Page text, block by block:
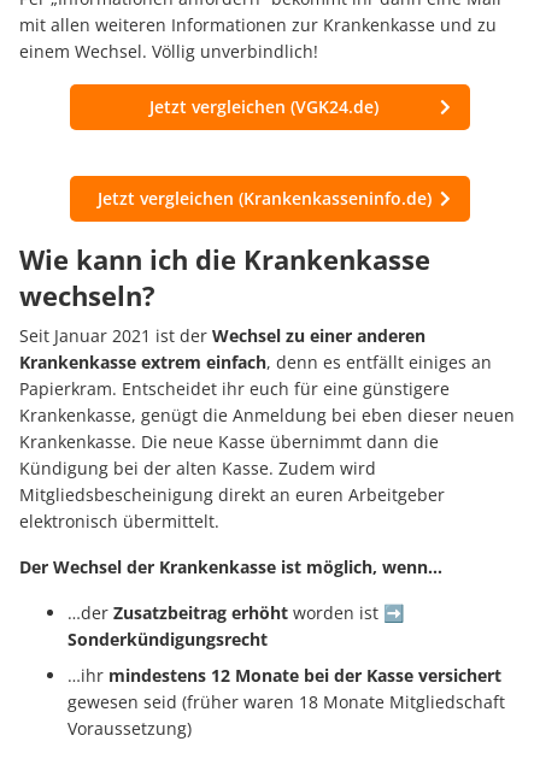
mit allen weiteren Informationen zur Krankenkasse und zu
einem Wechsel. Völlig unverbindlich!
Jetzt vergleichen (VGK24.de)
Jetzt vergleichen (Krankenkasseninfo.de)
Wie kann ich die Krankenkasse
wechseln?
Seit Januar 2021 ist der Wechsel zu einer anderen
Krankenkasse extrem einfach, denn es entfällt einiges an
Papierkram. Entscheidet ihr euch für eine günstigere
Krankenkasse, genügt die Anmeldung bei eben dieser neuen
Krankenkasse. Die neue Kasse übernimmt dann die
Kündigung bei der alten Kasse. Zudem wird
Mitgliedsbescheinigung direkt an euren Arbeitgeber
elektronisch übermittelt.
Der Wechsel der Krankenkasse ist möglich, wenn…
…der Zusatzbeitrag erhöht worden ist ➡
Sonderkündigungsrecht
…ihr mindestens 12 Monate bei der Kasse versichert
gewesen seid (früher waren 18 Monate Mitgliedschaft
Voraussetzung)